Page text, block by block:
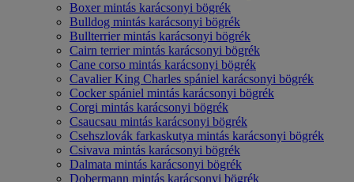
Boxer mintás karácsonyi bögrék
Bulldog mintás karácsonyi bögrék
Bullterrier mintás karácsonyi bögrék
Cairn terrier mintás karácsonyi bögrék
Cane corso mintás karácsonyi bögrék
Cavalier King Charles spániel karácsonyi bögrék
Cocker spániel mintás karácsonyi bögrék
Corgi mintás karácsonyi bögrék
Csaucsau mintás karácsonyi bögrék
Csehszlovák farkaskutya mintás karácsonyi bögrék
Csivava mintás karácsonyi bögrék
Dalmata mintás karácsonyi bögrék
Dobermann mintás karácsonyi bögrék